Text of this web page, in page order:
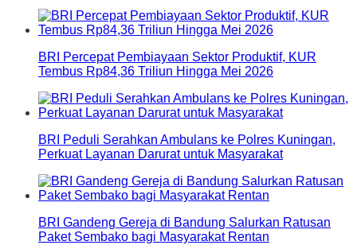
BRI Percepat Pembiayaan Sektor Produktif, KUR
Tembus Rp84,36 Triliun Hingga Mei 2026
BRI Peduli Serahkan Ambulans ke Polres Kuningan,
Perkuat Layanan Darurat untuk Masyarakat
BRI Gandeng Gereja di Bandung Salurkan Ratusan
Paket Sembako bagi Masyarakat Rentan